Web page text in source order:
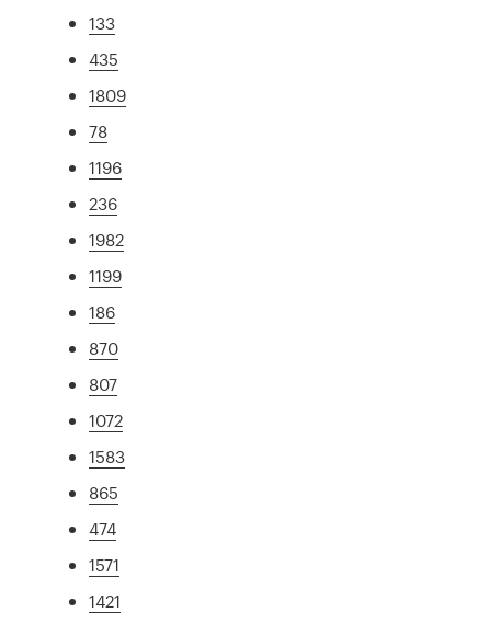
133
435
1809
78
1196
236
1982
1199
186
870
807
1072
1583
865
474
1571
1421